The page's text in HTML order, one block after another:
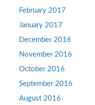
February 2017
January 2017
December 2016
November 2016
October 2016
September 2016
August 2016